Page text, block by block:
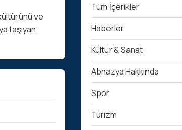
ve
taşıyan
Tüm İçerikler
Haberler
Kültür & Sanat
Abhazya Hakkında
Spor
Turizm